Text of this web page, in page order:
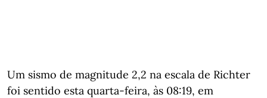
Um sismo de magnitude 2,2 na escala de Richter
foi sentido esta quarta-feira, às 08:19, em